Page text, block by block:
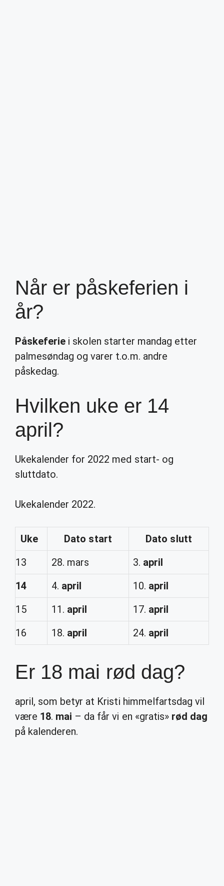
Når er påskeferien i
år?
Påskeferie i skolen starter mandag etter
palmesøndag og varer t.o.m. andre
påskedag.
Hvilken uke er 14
april?
Ukekalender for 2022 med start- og
sluttdato.
Ukekalender 2022.
Uke Dato start
Dato slutt
13
28. mars 3. april
14
4. april 10. april
15
11. april 17. april
16
18. april 24. april
Er 18 mai rød dag?
april, som betyr at Kristi himmelfartsdag vil
være 18. mai – da får vi en «gratis» rød dag
på kalenderen.